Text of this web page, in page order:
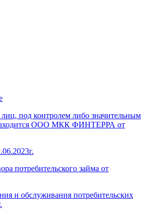
под контролем либо значительным
ООО МКК ФИНТЕРРА от
потребительского займа от
и обслуживания потребительских